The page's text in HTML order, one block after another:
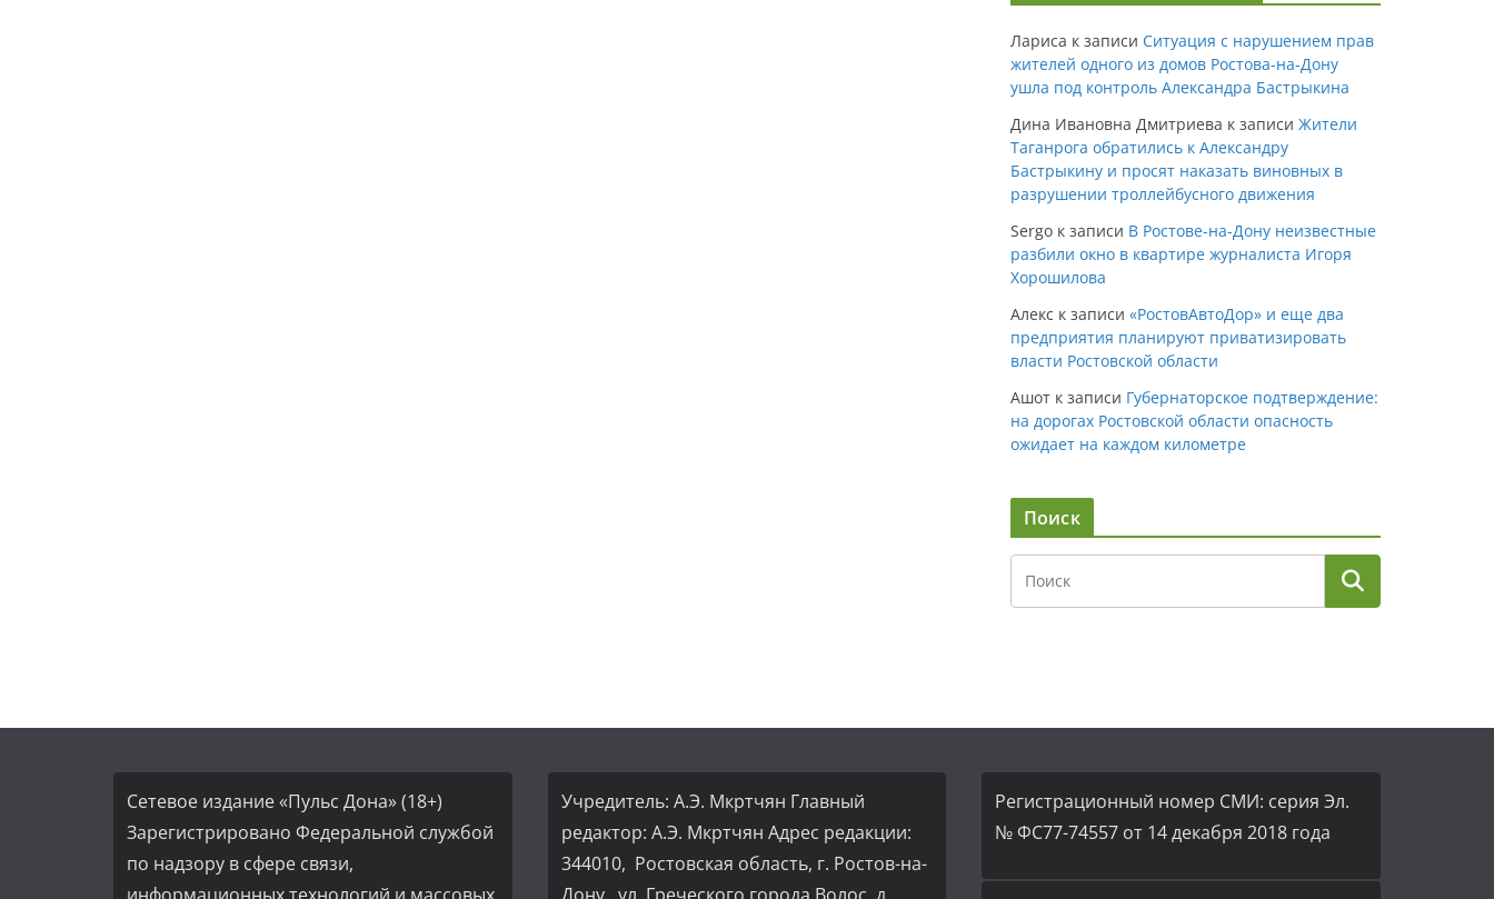
Лариса к записи Ситуация с нарушением прав
жителей одного из домов Ростова-на-Дону
ушла под контроль Александра Бастрыкина
Дина Ивановна Дмитриева к записи Жители
Таганрога обратились к Александру
Бастрыкину и просят наказать виновных в
разрушении троллейбусного движения
Sergo к записи В Ростове-на-Дону неизвестные
разбили окно в квартире журналиста Игоря
Хорошилова
Алекс к записи «РостовАвтоДор» и еще два
предприятия планируют приватизировать
власти Ростовской области
Ашот к записи Губернаторское подтверждение:
на дорогах Ростовской области опасность
ожидает на каждом километре
Поиск
Сетевое издание «Пульс Дона» (18+)
Зарегистрировано Федеральной службой
по надзору в сфере связи,
Учредитель: А.Э. Мкртчян Главный
редактор: А.Э. Мкртчян Адрес редакции:
344010, Ростовская область, г. Ростов-на-
Регистрационный номер СМИ: серия Эл.
№ ФС77-74557 от 14 декабря 2018 года